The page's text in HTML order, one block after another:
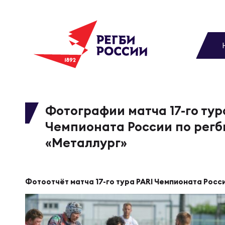
Новости
Матчи
Турниры
Федерация
Фотографии матча 17-го
Чемпионата России по
«Металлург»
Фотоотчёт матча 17-го тура PARI Чемпионата